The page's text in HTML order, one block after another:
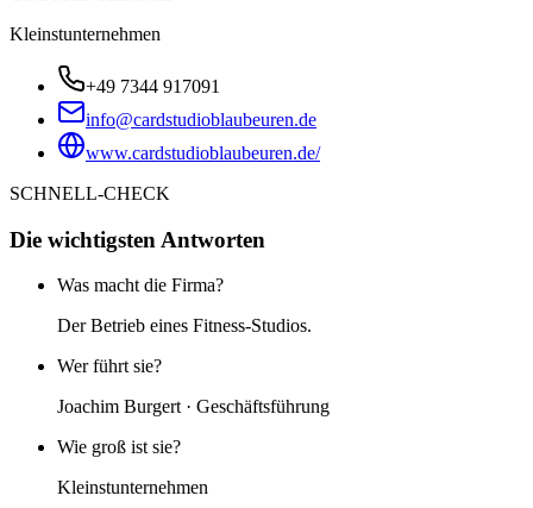
Kleinstunternehmen
+49 7344 917091
info@cardstudioblaubeuren.de
www.cardstudioblaubeuren.de/
SCHNELL-CHECK
Die wichtigsten Antworten
Was macht die Firma?
Der Betrieb eines Fitness-Studios.
Wer führt sie?
Joachim Burgert · Geschäftsführung
Wie groß ist sie?
Kleinstunternehmen